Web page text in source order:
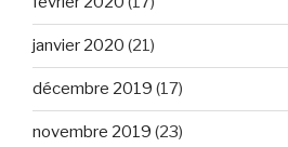
janvier 2020 (21)
décembre 2019 (17)
novembre 2019 (23)